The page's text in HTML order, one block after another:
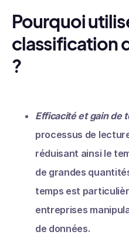
Pourquoi
classification
?
Efficacité et gain de
processus de
réduisant ainsi le
de grandes
temps est
entreprises
de données.